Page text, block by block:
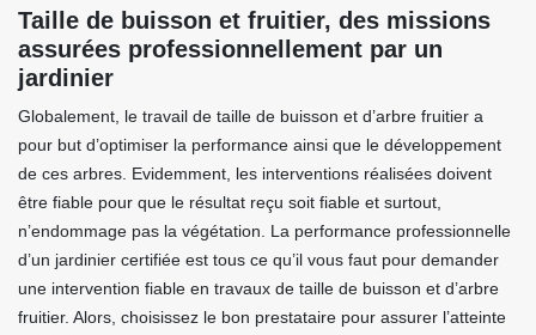
Taille de buisson et fruitier, des missions
assurées professionnellement par un
jardinier
Globalement, le travail de taille de buisson et d’arbre fruitier a
pour but d’optimiser la performance ainsi que le développement
de ces arbres. Evidemment, les interventions réalisées doivent
être fiable pour que le résultat reçu soit fiable et surtout,
n’endommage pas la végétation. La performance professionnelle
d’un jardinier certifiée est tous ce qu’il vous faut pour demander
une intervention fiable en travaux de taille de buisson et d’arbre
fruitier. Alors, choisissez le bon prestataire pour assurer l’atteinte